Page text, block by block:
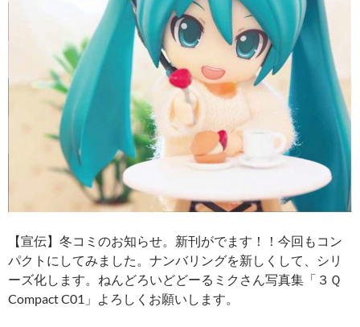
【宣伝】冬コミのお知らせ。新刊がでます！！今回もコン
パクトにしてみました。ナンバリングを新しくして、シリ
ーズ化します。ねんどろいどどーるミクさん写真集「３Ｑ
Compact C01」よろしくお願いします。